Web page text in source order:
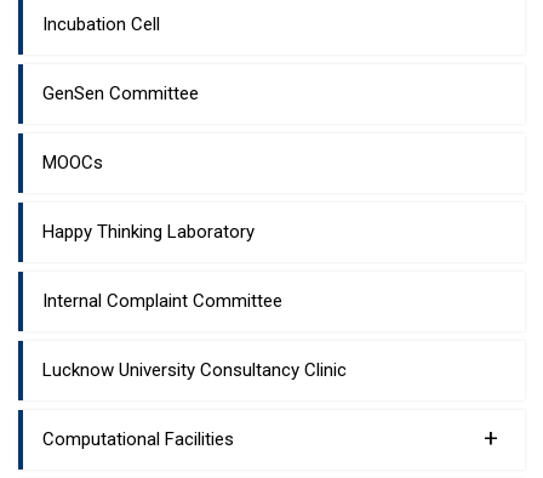
Incubation Cell
GenSen Committee
MOOCs
Happy Thinking Laboratory
Internal Complaint Committee
Lucknow University Consultancy Clinic
Computational Facilities +